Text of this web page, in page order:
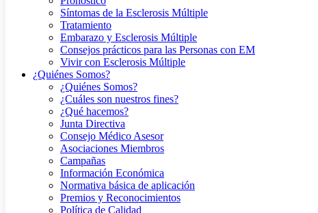
Síntomas de la Esclerosis Múltiple
Tratamiento
Embarazo y Esclerosis Múltiple
Consejos prácticos para las Personas con EM
Vivir con Esclerosis Múltiple
¿Quiénes Somos?
¿Quiénes Somos?
¿Cuáles son nuestros fines?
¿Qué hacemos?
Junta Directiva
Consejo Médico Asesor
Asociaciones Miembros
Campañas
Información Económica
Normativa básica de aplicación
Premios y Reconocimientos
Política de Calidad